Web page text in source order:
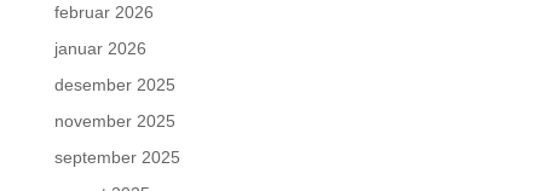
februar 2026
januar 2026
desember 2025
november 2025
september 2025